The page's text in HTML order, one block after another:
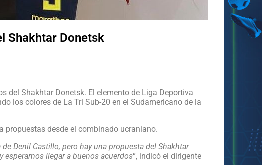
Shakhtar Donetsk
del Shakhtar Donetsk. El elemento de Liga Deportiva
los colores de La Tri Sub-20 en el Sudamericano de la
propuestas desde el combinado ucraniano.
Denil Castillo, pero hay una propuesta del Shakhtar
esperamos llegar a buenos acuerdos“, indicó el dirigente